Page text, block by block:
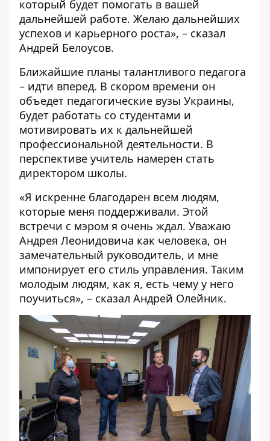
который будет помогать в вашей
дальнейшей работе. Желаю дальнейших
успехов и карьерного роста», – сказал
Андрей Белоусов.
Ближайшие планы талантливого педагога
– идти вперед. В скором времени он
объедет педагогические вузы Украины,
будет работать со студентами и
мотивировать их к дальнейшей
профессиональной деятельности. В
перспективе учитель намерен стать
директором школы.
«Я искренне благодарен всем людям,
которые меня поддерживали. Этой
встречи с мэром я очень ждал. Уважаю
Андрея Леонидовича как человека, он
замечательный руководитель, и мне
импонирует его стиль управления. Таким
молодым людям, как я, есть чему у него
поучиться», – сказал Андрей Олейник.